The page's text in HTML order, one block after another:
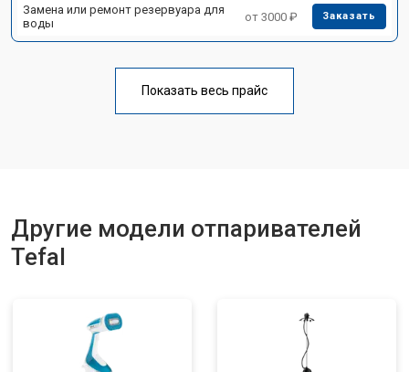
Замена или ремонт резервуара для
воды
от 3000 ₽ Заказать
Показать весь прайс
Другие модели отпаривателей
Tefal